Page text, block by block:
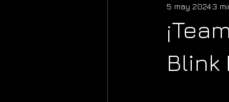
BLACK OPS 7
Blink
5 may 20243